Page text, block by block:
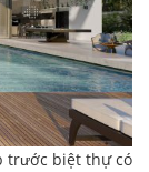
trước biệt thự có